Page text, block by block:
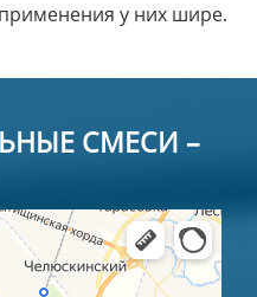
у них шире.
СМЕСИ –